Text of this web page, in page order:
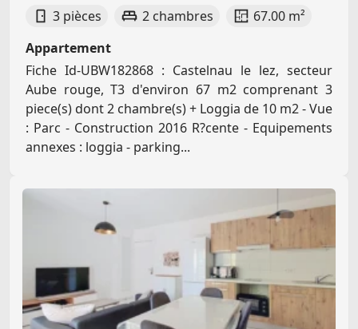
3 pièces 2 chambres
67.00 m²
Appartement
Fiche Id-UBW182868 : Castelnau le lez, secteur
Aube rouge, T3 d'environ 67 m2 comprenant 3
piece(s) dont 2 chambre(s) + Loggia de 10 m2 - Vue
: Parc - Construction 2016 R?cente - Equipements
annexes : loggia - parking...